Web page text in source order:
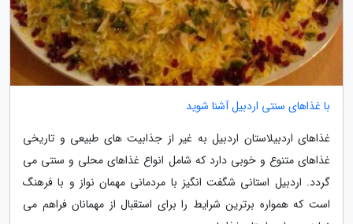
با غذاهای سنتی اردبیل آشنا شوید
غذاهای اردبیلاستان اردبیل به غیر از جذابیت های طبیعی و تاریخی
غذاهای متنوع و خوبی دارد که شامل انواع غذاهای محلی و سنتی می
گردد. اردبیل استانی شگفت انگیز با مردمانی مهمان نواز و با فرهنگ
است که همواره برترین شرایط را برای استقبال از مهمانان فراهم می